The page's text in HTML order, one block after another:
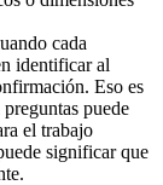
cada
identificar al
Eso es
puede
el trabajo
significar que